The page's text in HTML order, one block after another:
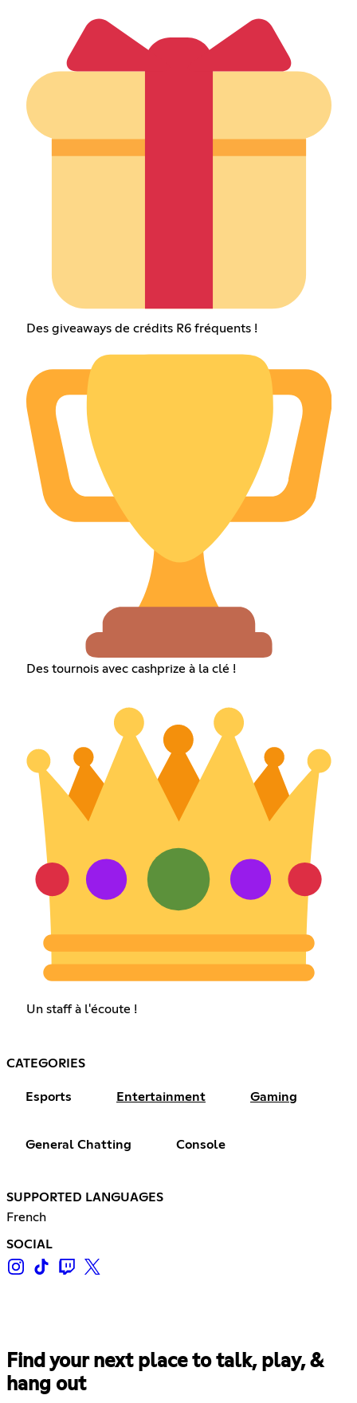
Des giveaways de crédits R6 fréquents !
Des tournois avec cashprize à la clé !
Un staff à l'écoute !
CATEGORIES
Esports Entertainment Gaming
General Chatting Console
SUPPORTED LANGUAGES
French
SOCIAL
Find your next place to talk, play, &
hang out